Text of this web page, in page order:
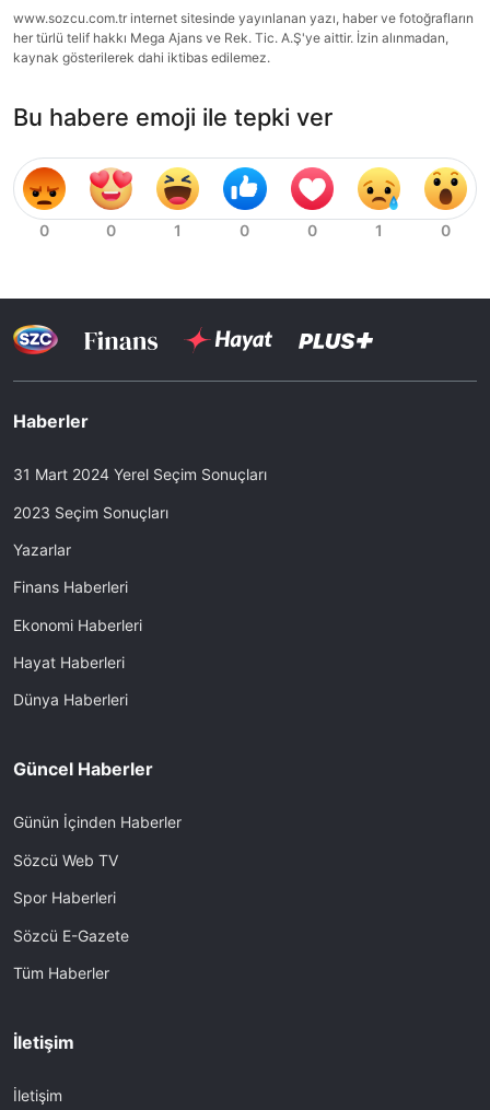
www.sozcu.com.tr internet sitesinde yayınlanan yazı, haber ve fotoğrafların
her türlü telif hakkı Mega Ajans ve Rek. Tic. A.Ş'ye aittir. İzin alınmadan,
kaynak gösterilerek dahi iktibas edilemez.
Bu habere emoji ile tepki ver
Haberler
31 Mart 2024 Yerel Seçim Sonuçları
2023 Seçim Sonuçları
Yazarlar
Finans Haberleri
Ekonomi Haberleri
Hayat Haberleri
Dünya Haberleri
Güncel Haberler
Günün İçinden Haberler
Sözcü Web TV
Spor Haberleri
Sözcü E-Gazete
Tüm Haberler
İletişim
İletişim